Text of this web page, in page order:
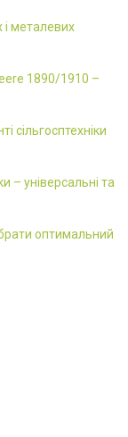
і металевих
1890/1910 –
сільгосптехніки
– універсальні та
оптимальний